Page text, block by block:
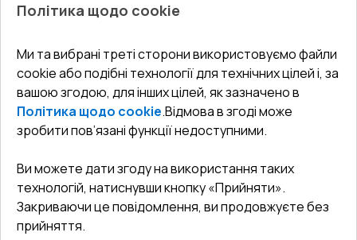
Блог
Адреса гіпермаркета
Як правильно заміряти вікна
СЕРВІС ТА ОБЛУГОВУВАННЯ:
Доставка і Оплата
Гарантія та Сервіс
Повернення товару
Договір публічної оферти
КОНТАКТИ
Офіс:Україна, м. Вінниця, вул. Келецька 60 кв. 61
undefined(undefined)
Політика щодо cookie
Ми та вибрані треті сторони використовуємо файли
cookie або подібні технології для технічних цілей і, за
вашою згодою, для інших цілей, як зазначено в
Політика щодо cookie.Відмова в згоді може
зробити пов’язані функції недоступними.
Ви можете дати згоду на використання таких
технологій, натиснувши кнопку «Прийняти».
Закриваючи це повідомлення, ви продовжуєте без
прийняття.